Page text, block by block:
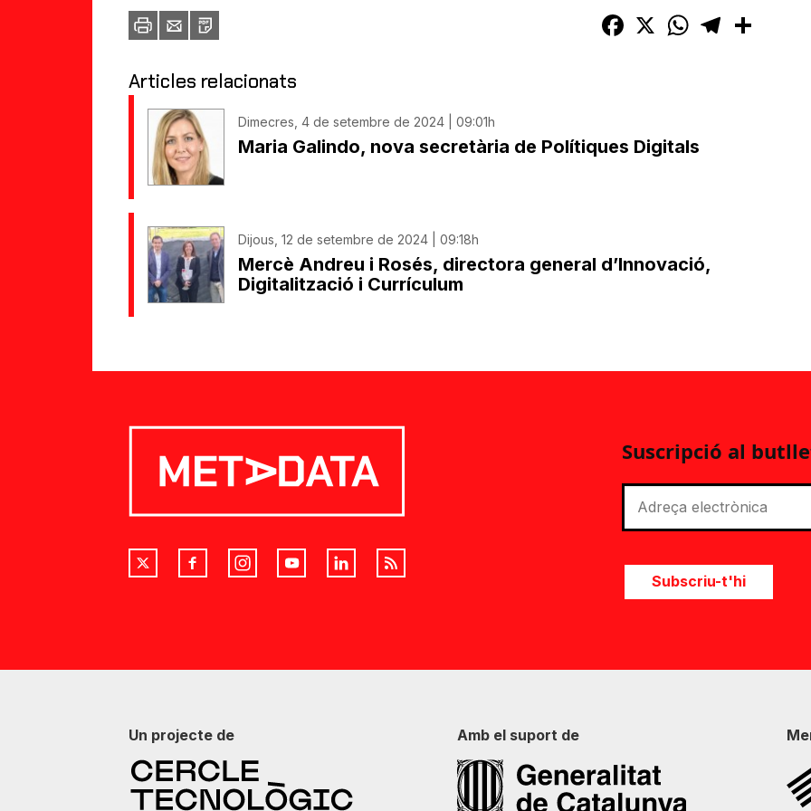
ImprimirEnvia
un
PDF Facebook
X WhatsAppTelegram
Articles relacionats
Dimecres, 4 de setembre de 2024 | 09:01h
Maria Galindo, nova secretària de Polítiques Digitals
Dijous, 12 de setembre de 2024 | 09:18h
Mercè Andreu i Rosés, directora general d’Innovació,
Digitalització i Currículum
Suscripció al
Subscriu-t'hi
Un projecte de Amb el suport de